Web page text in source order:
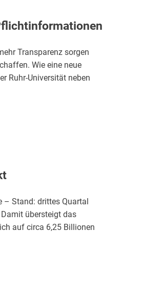
Transparenz sorgen
Wie eine neue
Ruhr-Universität neben
Stand: drittes Quartal
übersteigt das
auf circa 6,25 Billionen